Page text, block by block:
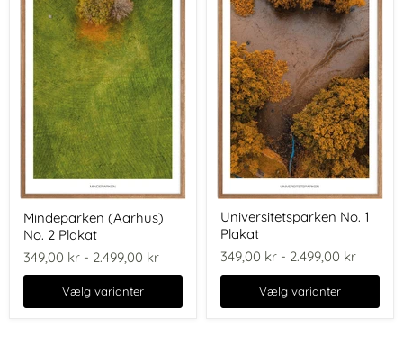
(Aarhus)
No.
2
Plakat
Mindeparken (Aarhus)
No. 2 Plakat
349,00 kr - 2.499,00 kr
Vælg varianter
No.
Plakat
Universitetsparken No. 1
Plakat
349,00 kr - 2.499,00 kr
Vælg varianter